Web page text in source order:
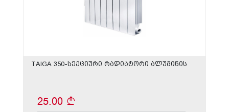
TAIGA 350-სექციური რადიატორი ალუმინის
25.00